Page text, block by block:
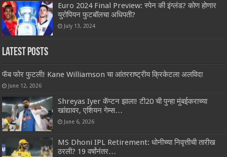
Euro 2024 Final Preview: स्पेन की इंग्लंड? कोण होणार
युरोपियन फुटबॉलचा अधिपती?
July 13, 2024
Latest Posts
फॅब फोर फुटली! Kane Williamson चा आंतरराष्ट्रीय क्रिकेटला अलविदा
June 12, 2026
Shreyas Iyer कॅप्टन झाला! टी20 ची पुन्हा मुंबईकराच्या
खांद्यावर, एशियन गेम्स…
June 6, 2026
MS Dhoni IPL Retirement: धोनीच्या निवृत्तीची तारीख
ठरली? 19 वर्षांनंतर…